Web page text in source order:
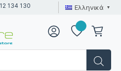
134 130 Ελληνικά